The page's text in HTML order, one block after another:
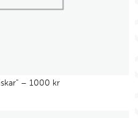
– 1000 kr